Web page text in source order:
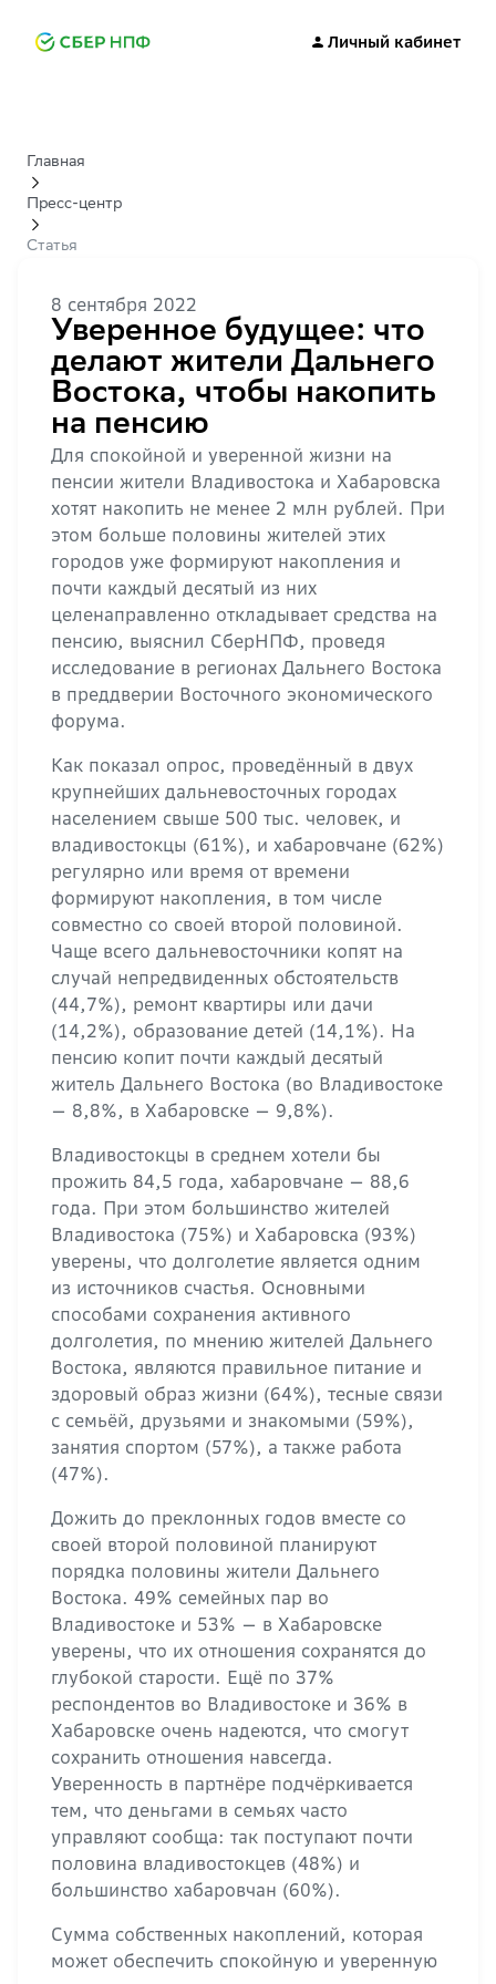
Личный кабинет
Главная
Пресс-центр
Статья
8 сентября 2022
Уверенное будущее: что
делают жители Дальнего
Востока, чтобы накопить
на пенсию
Для спокойной и уверенной жизни на
пенсии жители Владивостока и Хабаровска
хотят накопить не менее 2 млн рублей. При
этом больше половины жителей этих
городов уже формируют накопления и
почти каждый десятый из них
целенаправленно откладывает средства на
пенсию, выяснил СберНПФ, проведя
исследование в регионах Дальнего Востока
в преддверии Восточного экономического
форума.
Как показал опрос, проведённый в двух
крупнейших дальневосточных городах
населением свыше 500 тыс. человек, и
владивостокцы (61%), и хабаровчане (62%)
регулярно или время от времени
формируют накопления, в том числе
совместно со своей второй половиной.
Чаще всего дальневосточники копят на
случай непредвиденных обстоятельств
(44,7%), ремонт квартиры или дачи
(14,2%), образование детей (14,1%). На
пенсию копит почти каждый десятый
житель Дальнего Востока (во Владивостоке
— 8,8%, в Хабаровске — 9,8%).
Владивостокцы в среднем хотели бы
прожить 84,5 года, хабаровчане — 88,6
года. При этом большинство жителей
Владивостока (75%) и Хабаровска (93%)
уверены, что долголетие является одним
из источников счастья. Основными
способами сохранения активного
долголетия, по мнению жителей Дальнего
Востока, являются правильное питание и
здоровый образ жизни (64%), тесные связи
с семьёй, друзьями и знакомыми (59%),
занятия спортом (57%), а также работа
(47%).
Дожить до преклонных годов вместе со
своей второй половиной планируют
порядка половины жители Дальнего
Востока. 49% семейных пар во
Владивостоке и 53% — в Хабаровске
уверены, что их отношения сохранятся до
глубокой старости. Ещё по 37%
респондентов во Владивостоке и 36% в
Хабаровске очень надеются, что смогут
сохранить отношения навсегда.
Уверенность в партнёре подчёркивается
тем, что деньгами в семьях часто
управляют сообща: так поступают почти
половина владивостокцев (48%) и
большинство хабаровчан (60%).
Сумма собственных накоплений, которая
может обеспечить спокойную и уверенную